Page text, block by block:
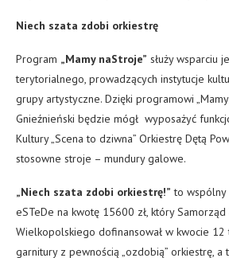
Niech szata zdobi orkiestrę
Program „Mamy naStroje” służy wsparciu
terytorialnego, prowadzących instytucje
grupy artystyczne. Dzięki programowi
Gnieźnieński będzie mógł wyposażyć
Kultury „Scena to dziwna” Orkiestrę Dętą
stosowne stroje – mundury galowe.
„Niech szata zdobi orkiestrę!” to wspólny
eSTeDe na kwotę 15600 zł, który
Wielkopolskiego dofinansował w kwocie 12
garnitury z pewnością „ozdobią” orkiestrę, a